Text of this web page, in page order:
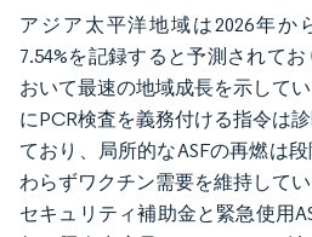
アジア太平洋地域は2026年か
7.54%を記録すると予測されて
おいて最速の地域成長を示して
にPCR検査を義務付ける指令は
ており、局所的なASFの再燃は
わらずワクチン需要を維持して
セキュリティ補助金と緊急使用